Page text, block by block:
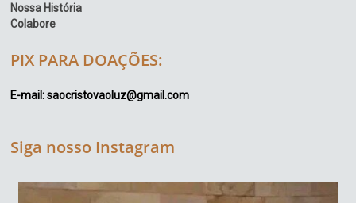
Nossa História
Colabore
PIX PARA DOAÇÕES:
E-mail: saocristovaoluz@gmail.com
Siga nosso Instagram